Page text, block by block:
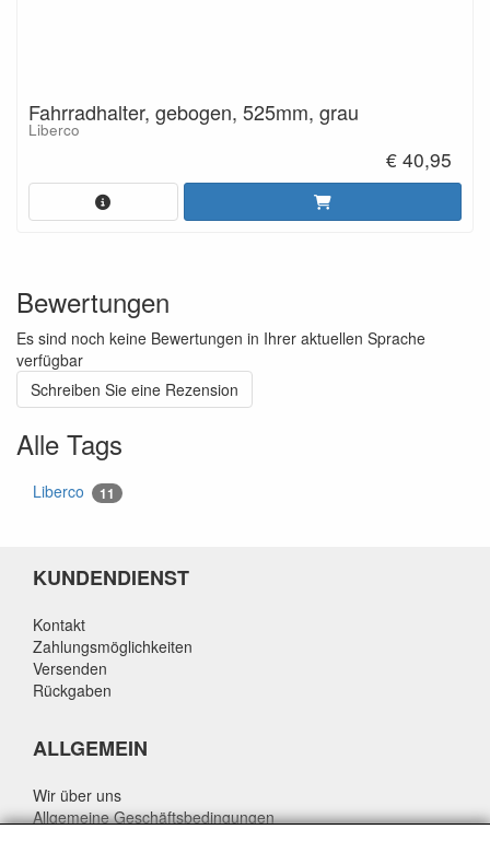
Fahrradhalter, gebogen, 525mm, grau
Liberco
€ 40,95
Bewertungen
Es sind noch keine Bewertungen in Ihrer aktuellen Sprache
verfügbar
Schreiben Sie eine Rezension
Alle Tags
Liberco 11
KUNDENDIENST
Kontakt
Zahlungsmöglichkeiten
Versenden
Rückgaben
ALLGEMEIN
Wir über uns
Allgemeine Geschäftsbedingungen